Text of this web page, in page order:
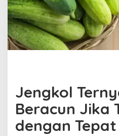
Jengkol
Beracun Jika
dengan Tepat